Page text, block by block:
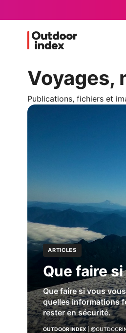
Voyages,
Publications, fichiers et
ARTICLES
Que faire
Que faire si vous
quelles informations
rester en sécurité.
OUTDOOR INDEX|